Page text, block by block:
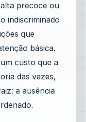
precoce ou
indiscriminado
que
básica.
custo que a
das vezes,
a ausência